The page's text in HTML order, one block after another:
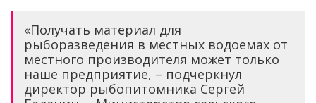
«Получать материал для
рыборазведения в местных водоемах от
местного производителя может только
наше предприятие, – подчеркнул
директор рыбопитомника Сергей